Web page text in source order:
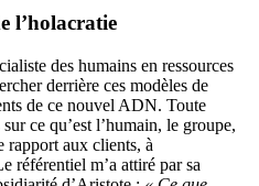
l’holacratie
des humains en ressources
derrière ces modèles de
de ce nouvel ADN. Toute
ce qu’est l’humain, le groupe,
aux clients, à
référentiel m’a attiré par sa